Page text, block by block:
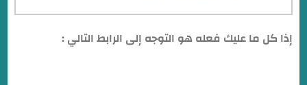
إذا كل ما عليك فعله هو التوجه إلى الرابط التالي :